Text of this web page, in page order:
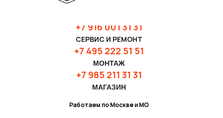
+7 916 001 31 31
СЕРВИС И РЕМОНТ
+7 495 222 51 51
МОНТАЖ
+7 985 211 31 31
МАГАЗИН
Работаем по Москве и МО